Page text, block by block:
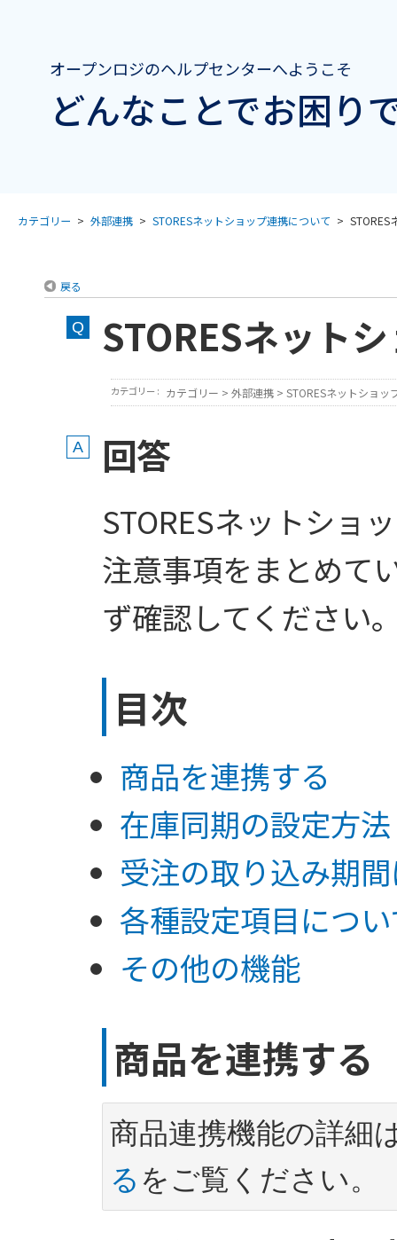
オープンロジのヘルプセンターへようこそ
どんなことでお困り
カテゴリー > 外部連携 > STORESネットショップ連携について > STORES
戻る
STORESネット
カテゴリー : カテゴリー > 外部連携 > STORESネットショッ
回答
STORESネットショ
注意事項をまとめて
ず確認してください
目次
商品を連携する
在庫同期の設定方法
受注の取り込み期
各種設定項目につ
その他の機能
商品を連携する
商品連携機能の詳細
る